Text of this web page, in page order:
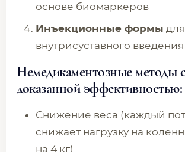
основе биомаркеров
Инъекционные формы для
внутрисуставного введения
Немедикаментозные методы
доказанной эффективностью:
Снижение веса (каждый
снижает нагрузку на
на 4 кг)